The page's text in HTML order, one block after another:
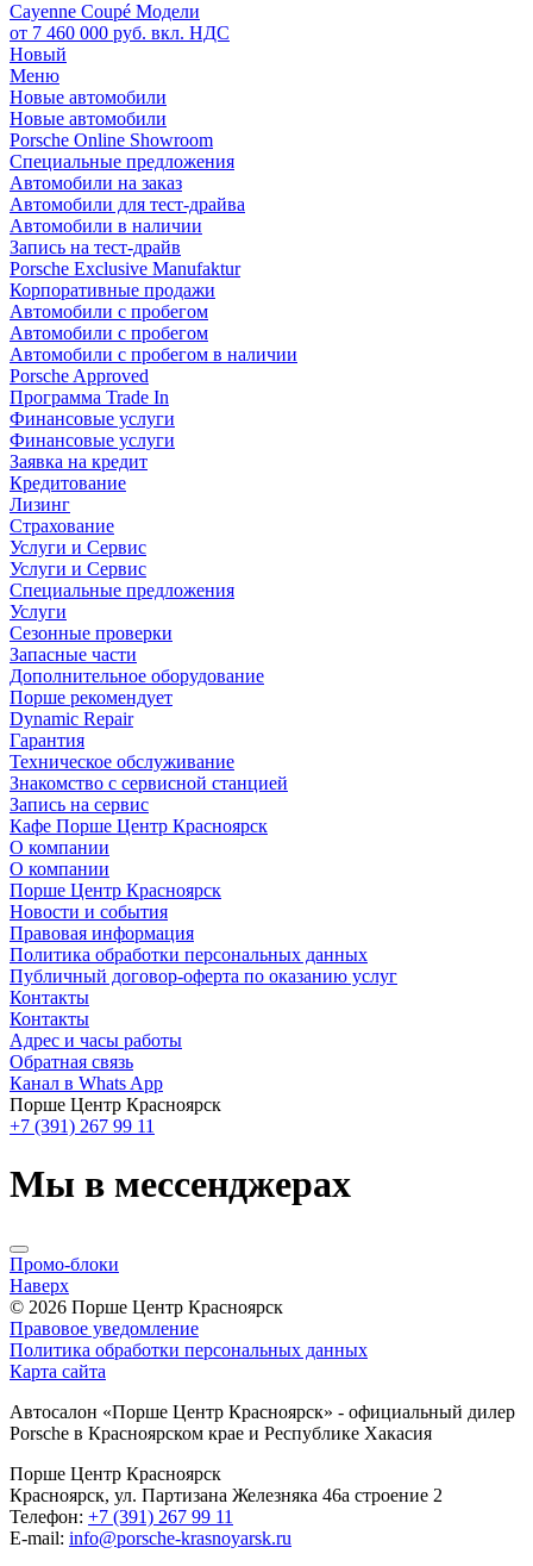
Cayenne Coupé Модели
от 7 460 000 руб. вкл. НДС
Новый
Меню
Новые автомобили
Новые автомобили
Porsche Online Showroom
Специальные предложения
Автомобили на заказ
Автомобили для тест-драйва
Автомобили в наличии
Запись на тест-драйв
Porsche Exclusive Manufaktur
Корпоративные продажи
Автомобили с пробегом
Автомобили с пробегом
Автомобили с пробегом в наличии
Porsche Approved
Программа Trade In
Финансовые услуги
Финансовые услуги
Заявка на кредит
Кредитование
Лизинг
Страхование
Услуги и Сервис
Услуги и Сервис
Специальные предложения
Услуги
Сезонные проверки
Запасные части
Дополнительное оборудование
Порше рекомендует
Dynamic Repair
Гарантия
Техническое обслуживание
Знакомство с сервисной станцией
Запись на сервис
Кафе Порше Центр Красноярск
О компании
О компании
Порше Центр Красноярск
Новости и события
Правовая информация
Политика обработки персональных данных
Публичный договор-оферта по оказанию услуг
Контакты
Контакты
Адрес и часы работы
Обратная связь
Канал в Whats App
Порше Центр Красноярск
+7 (391) 267 99 11
Мы в мессенджерах
Промо-блоки
Наверх
© 2026 Порше Центр Красноярск
Правовое уведомление
Политика обработки персональных данных
Карта сайта
Автосалон «Порше Центр Красноярск» - официальный дилер
Porsche в Красноярском крае и Республике Хакасия
Порше Центр Красноярск
Красноярск, ул. Партизана Железняка 46а строение 2
Телефон: +7 (391) 267 99 11
E-mail: info@porsche-krasnoyarsk.ru